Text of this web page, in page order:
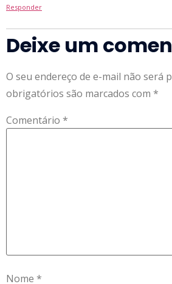
Responder
Deixe um
O seu endereço de e-mail não será
obrigatórios são marcados com *
Comentário *
Nome *